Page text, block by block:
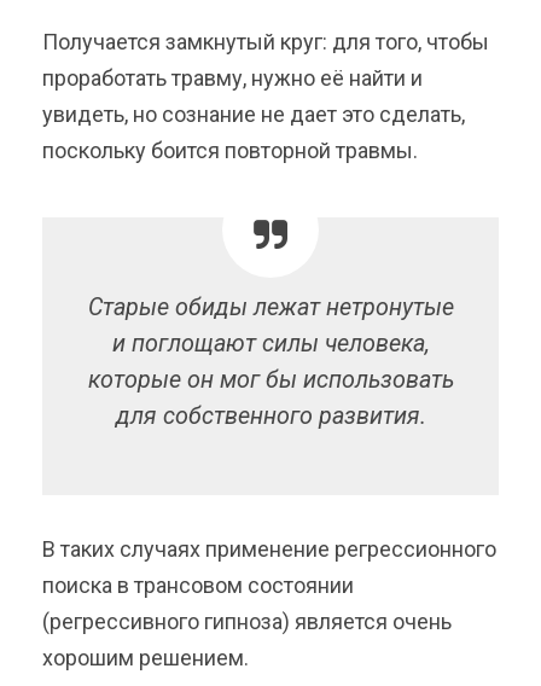
Получается замкнутый круг: для того, чтобы
проработать травму, нужно её найти и
увидеть, но сознание не дает это сделать,
поскольку боится повторной травмы.
Старые обиды лежат нетронутые
и поглощают силы человека,
которые он мог бы использовать
для собственного развития.
В таких случаях применение регрессионного
поиска в трансовом состоянии
(регрессивного гипноза) является очень
хорошим решением.